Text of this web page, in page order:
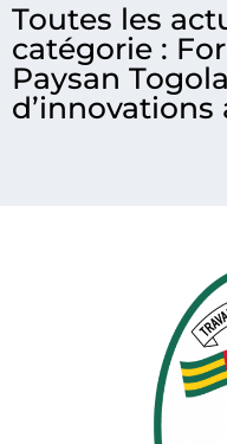
Toutes les
catégorie :
Paysan
d’innovations